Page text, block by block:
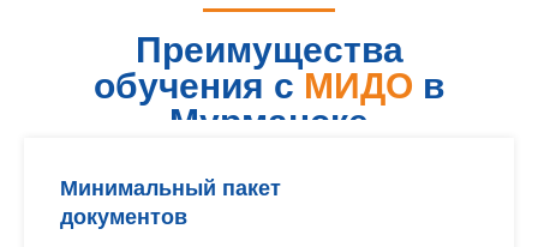
Преимущества
обучения с МИДО в
Мурманске
Минимальный пакет
документов